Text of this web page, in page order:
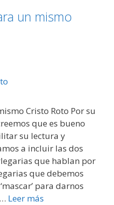
un mismo
Cristo Roto Por su
que es bueno
su lectura y
a incluir las dos
que hablan por
que debemos
para darnos
Leer más